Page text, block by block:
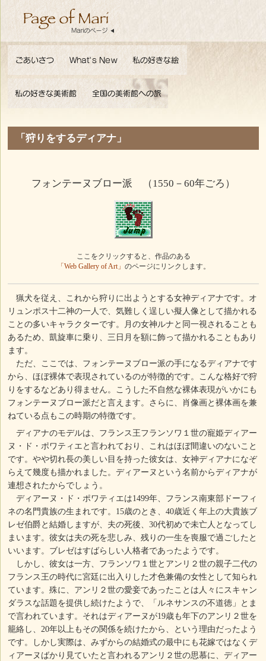
「狩りをするディアナ」
フォンテーヌブロー派 （1550－60年ごろ）
ここをクリックすると、作品のある
「Web Gallery of Art」 のページにリンクします。
猟犬を従え、これから狩りに出ようとする女神ディアナです。オ
リュンポス十二神の一人で、気難しく逞しい擬人像として描かれる
ことの多いキャラクターです。月の女神ルナと同一視されることも
あるため、凱旋車に乗り、三日月を額に飾って描かれることもあり
ます。
ただ、ここでは、フォンテーヌブロー派の手になるディアナです
から、ほぼ裸体で表現されているのが特徴的です。こんな格好で狩
りをするなどあり得ません。こうした不自然な裸体表現がいかにも
フォンテーヌブロー派だと言えます。さらに、肖像画と裸体画を兼
ねている点もこの時期の特徴です。
ディアナのモデルは、フランス王フランソワ１世の寵姫ディアー
ヌ・ド・ポワティエと言われており、これはほぼ間違いのないこと
です。やや切れ長の美しい目を持った彼女は、女神ディアナになぞ
らえて幾度も描かれました。ディアーヌという名前からディアナが
連想されたからでしょう。
ディアーヌ・ド・ポワティエは1499年、フランス南東部ドーフィ
ネの名門貴族の生まれです。15歳のとき、40歳近く年上の大貴族ブ
レゼ伯爵と結婚しますが、夫の死後、30代初めで未亡人となってし
まいます。彼女は夫の死を悲しみ、残りの一生を喪服で過ごしたと
いいます。ブレゼはすばらしい人格者であったようです。
しかし、彼女は一方、フランソワ１世とアンリ２世の親子二代の
フランス王の時代に宮廷に出入りした才色兼備の女性として知られ
ています。殊に、アンリ２世の愛妾であったことは人々にスキャン
ダラスな話題を提供し続けたようで、「ルネサンスの不道徳」とま
で言われています。それはディアーヌが19歳も年下のアンリ２世を
籠絡し、20年以上もその関係を続けたから、という理由だったよう
です。しかし実際は、みずからの結婚式の最中にも花嫁ではなくデ
ィアーヌばかり見ていたと言われるアンリ２世の思慕に、ディアー